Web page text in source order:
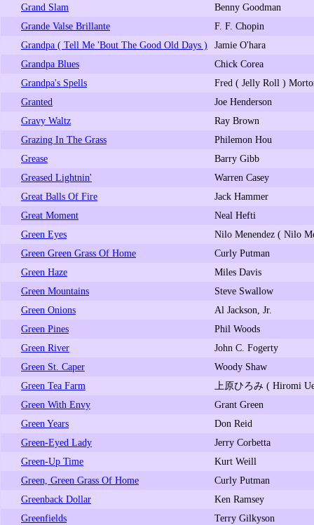
Grand Slam
Benny Goodman
Grande Valse Brillante
F. F. Chopin
Grandpa ( Tell Me 'Bout The Good Old Days )
Jamie O'hara
Grandpa Blues
Chick Corea
Grandpa's Spells
Fred ( Jelly Roll )
Granted
Joe Henderson
Gravy Waltz
Ray Brown
Grazing In The Grass
Philemon Hou
Grease
Barry Gibb
Greased Lightnin'
Warren Casey
Great Balls Of Fire
Jack Hammer
Great Moment
Neal Hefti
Green Eyes
Nilo Menendez ( Nilo
Green Green Grass Of Home
Curly Putman
Green Haze
Miles Davis
Green Mountains
Steve Swallow
Green Onions
Al Jackson, Jr.
Green Pines
Phil Woods
Green River
John C. Fogerty
Green St. Caper
Woody Shaw
Green Tea Farm
上原ひろみ ( Hiromi
Green With Envy
Grant Green
Green Years
Don Reid
Green-Eyed Lady
Jerry Corbetta
Green-Up Time
Kurt Weill
Green, Green Grass Of Home
Curly Putman
Greenback Dollar
Ken Ramsey
Greenfields
Terry Gilkyson